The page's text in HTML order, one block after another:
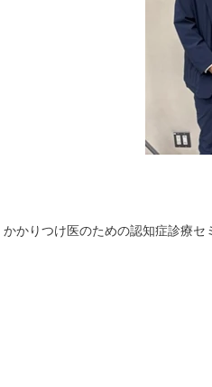
かかりつけ医のための認知症診療セ